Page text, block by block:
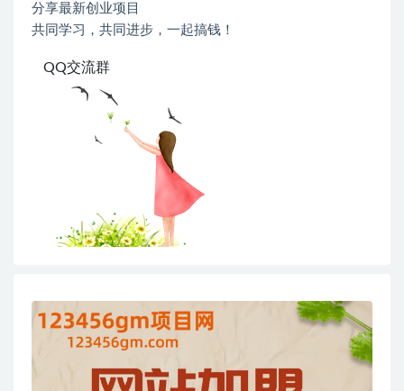
分享最新创业项目
共同学习，共同进步，一起搞钱！
QQ交流群